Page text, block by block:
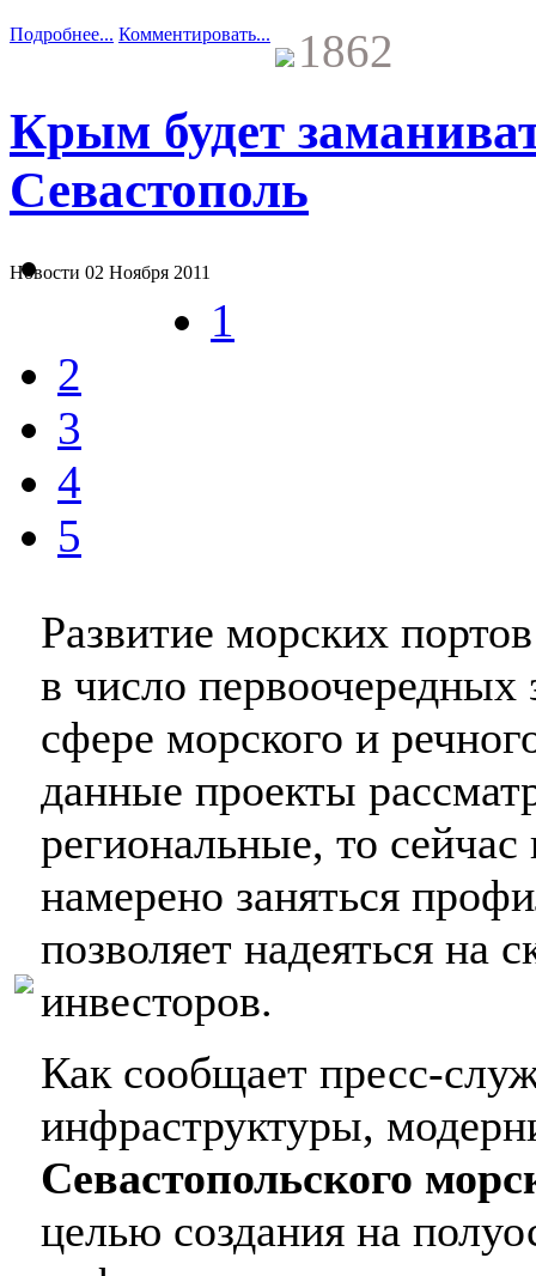
Подробнее... Комментировать... 1862
Крым будет
Севастополь
Новости 02 Ноября 2011
1
2
3
4
5
Развитие морских
в число первоочередных
сфере морского и
данные проекты
региональные, то
намерено заняться
позволяет надеяться на
инвесторов.
Как сообщает пресс-
инфраструктуры,
Севастопольского
целью создания на